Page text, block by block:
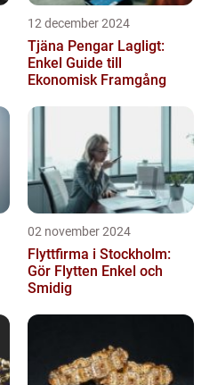
12 december 2024
Tjäna Pengar Lagligt:
Enkel Guide till
Ekonomisk Framgång
02 november 2024
Flyttfirma i Stockholm:
Gör Flytten Enkel och
Smidig